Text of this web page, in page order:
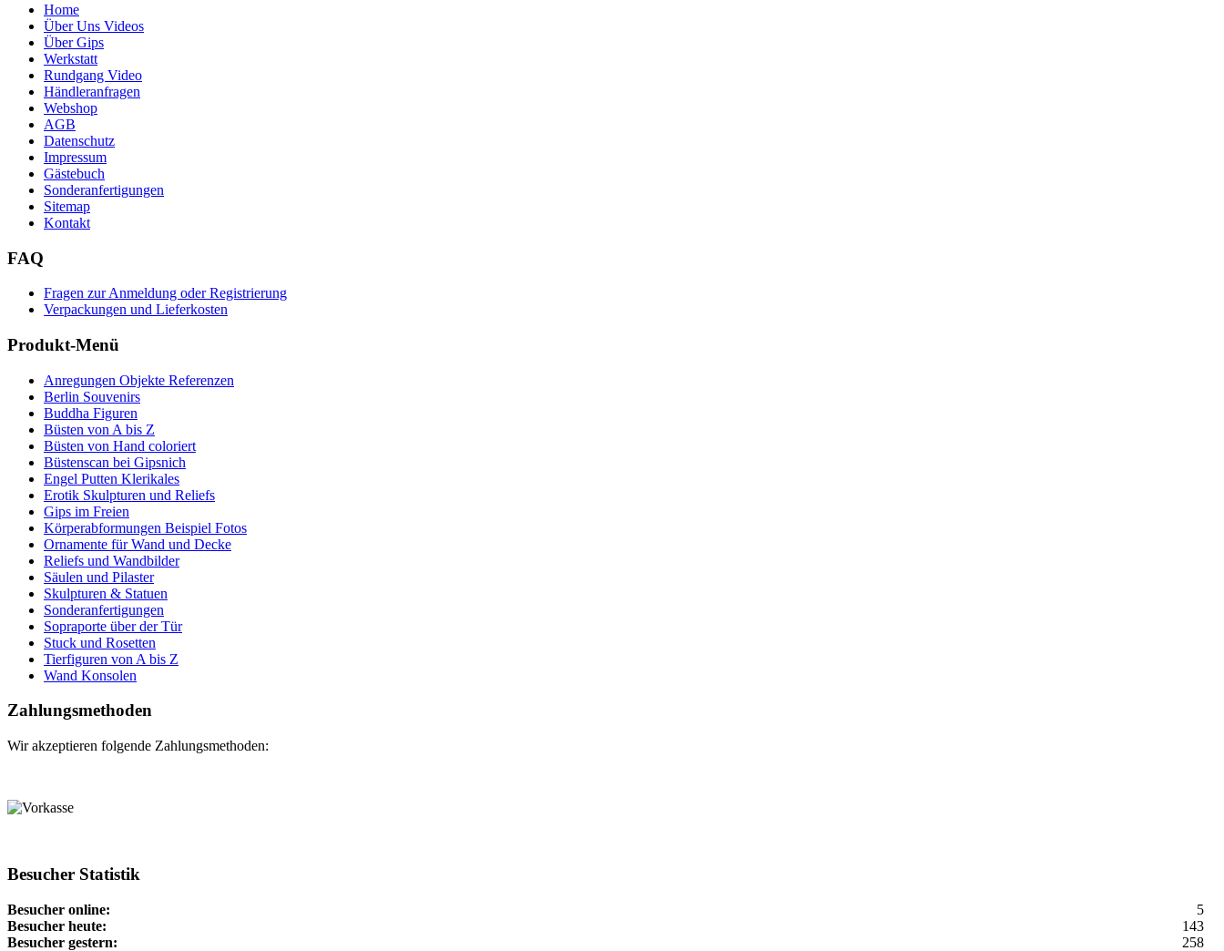
Home
Über Uns Videos
Über Gips
Werkstatt
Rundgang Video
Händleranfragen
Webshop
AGB
Datenschutz
Impressum
Gästebuch
Sonderanfertigungen
Sitemap
Kontakt
FAQ
Fragen zur Anmeldung oder Registrierung
Verpackungen und Lieferkosten
Produkt-Menü
Anregungen Objekte Referenzen
Berlin Souvenirs
Buddha Figuren
Büsten von A bis Z
Büsten von Hand coloriert
Büstenscan bei Gipsnich
Engel Putten Klerikales
Erotik Skulpturen und Reliefs
Gips im Freien
Körperabformungen Beispiel Fotos
Ornamente für Wand und Decke
Reliefs und Wandbilder
Säulen und Pilaster
Skulpturen & Statuen
Sonderanfertigungen
Sopraporte über der Tür
Stuck und Rosetten
Tierfiguren von A bis Z
Wand Konsolen
Zahlungsmethoden
Wir akzeptieren folgende Zahlungsmethoden:
Besucher Statistik
Besucher online:
5
Besucher heute:
143
Besucher gestern:
258